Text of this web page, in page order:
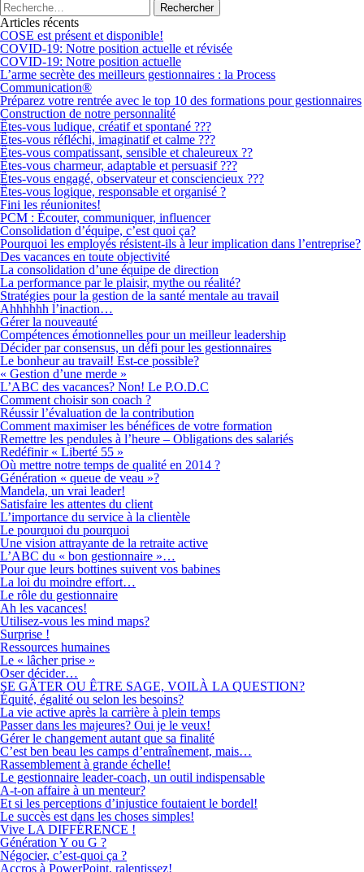
Articles récents
COSE est présent et disponible!
COVID-19: Notre position actuelle et révisée
COVID-19: Notre position actuelle
L’arme secrète des meilleurs gestionnaires : la Process
Communication®
Préparez votre rentrée avec le top 10 des formations pour gestionnaires
Construction de notre personnalité
Êtes-vous ludique, créatif et spontané ???
Êtes-vous réfléchi, imaginatif et calme ???
Êtes-vous compatissant, sensible et chaleureux ??
Êtes-vous charmeur, adaptable et persuasif ???
Êtes-vous engagé, observateur et consciencieux ???
Êtes-vous logique, responsable et organisé ?
Fini les réunionites!
PCM : Écouter, communiquer, influencer
Consolidation d’équipe, c’est quoi ça?
Pourquoi les employés résistent-ils à leur implication dans l’entreprise?
Des vacances en toute objectivité
La consolidation d’une équipe de direction
La performance par le plaisir, mythe ou réalité?
Stratégies pour la gestion de la santé mentale au travail
Ahhhhhh l’inaction…
Gérer la nouveauté
Compétences émotionnelles pour un meilleur leadership
Décider par consensus, un défi pour les gestionnaires
Le bonheur au travail! Est-ce possible?
« Gestion d’une merde »
L’ABC des vacances? Non! Le P.O.D.C
Comment choisir son coach ?
Réussir l’évaluation de la contribution
Comment maximiser les bénéfices de votre formation
Remettre les pendules à l’heure – Obligations des salariés
Redéfinir « Liberté 55 »
Où mettre notre temps de qualité en 2014 ?
Génération « queue de veau »?
Mandela, un vrai leader!
Satisfaire les attentes du client
L’importance du service à la clientèle
Le pourquoi du pourquoi
Une vision attrayante de la retraite active
L’ABC du « bon gestionnaire »…
Pour que leurs bottines suivent vos babines
La loi du moindre effort…
Le rôle du gestionnaire
Ah les vacances!
Utilisez-vous les mind maps?
Surprise !
Ressources humaines
Le « lâcher prise »
Oser décider…
SE GÂTER OU ÊTRE SAGE, VOILÀ LA QUESTION?
Équité, égalité ou selon les besoins?
La vie active après la carrière à plein temps
Passer dans les majeures? Oui je le veux!
Gérer le changement autant que sa finalité
C’est ben beau les camps d’entraînement, mais…
Rassemblement à grande échelle!
Le gestionnaire leader-coach, un outil indispensable
A-t-on affaire à un menteur?
Et si les perceptions d’injustice foutaient le bordel!
Le succès est dans les choses simples!
Vive LA DIFFÉRENCE !
Génération Y ou G ?
Négocier, c’est-quoi ça ?
Accros à PowerPoint, ralentissez!